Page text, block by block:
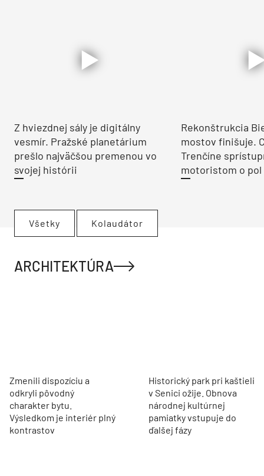
Z hviezdnej sály je digitálny
vesmír. Pražské planetárium
prešlo najväčšou premenou vo
svojej histórii
Rekonštrukcia
mostov finišuje.
Trenčíne
motoristom o pol
Všetky Kolaudátor
ARCHITEKTÚRA
Zmenili dispozíciu a
odkryli pôvodný
charakter bytu.
Výsledkom je interiér plný
kontrastov
Historický park pri kaštieli
v Senici ožije. Obnova
národnej kultúrnej
pamiatky vstupuje do
ďalšej fázy